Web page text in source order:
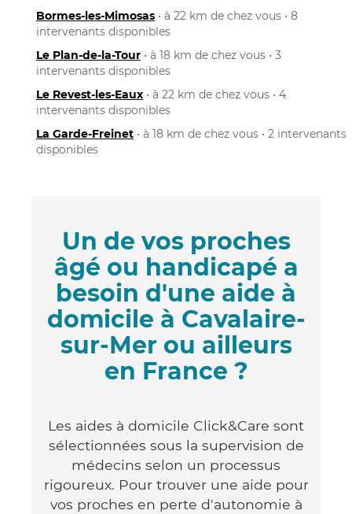
Bormes-les-Mimosas • à 22 km de chez vous • 8
intervenants disponibles
Le Plan-de-la-Tour • à 18 km de chez vous • 3
intervenants disponibles
Le Revest-les-Eaux • à 22 km de chez vous • 4
intervenants disponibles
La Garde-Freinet • à 18 km de chez vous • 2 intervenants
disponibles
Un de vos proches
âgé ou handicapé a
besoin d'une aide à
domicile à Cavalaire-
sur-Mer ou ailleurs
en France ?
Les aides à domicile Click&Care sont
sélectionnées sous la supervision de
médecins selon un processus
rigoureux. Pour trouver une aide pour
vos proches en perte d'autonomie à